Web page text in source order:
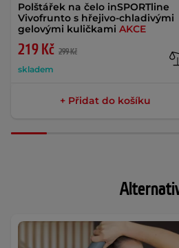
Polštářek na čelo inSPORTline
Vivofrunto s hřejivo-chladivými
gelovými kuličkami AKCE
219 Kč 299 Kč
skladem
+ Přidat do košíku